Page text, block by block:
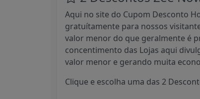
Aqui no site do Cupom Desconto
gratuítamente para nossos
valor menor do que geralmente é
concentimento das Lojas aqui
valor menor e gerando muita
Clique e escolha uma das 2